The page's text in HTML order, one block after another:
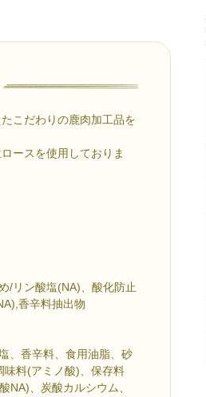
こだわりの鹿肉加工品を
ースを使用しておりま
/リン酸塩(NA)、酸化防止
香辛料抽出物
、香辛料、食用油脂、砂
味料(アミノ酸)、保存料
NA)、炭酸カルシウム、